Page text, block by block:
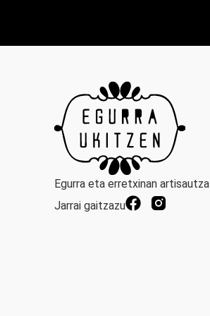
Egurra eta erretxinan artisautza
Jarrai gaitzazu